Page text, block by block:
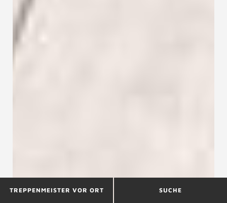
TREPPENMEISTER VOR ORT SUCHE